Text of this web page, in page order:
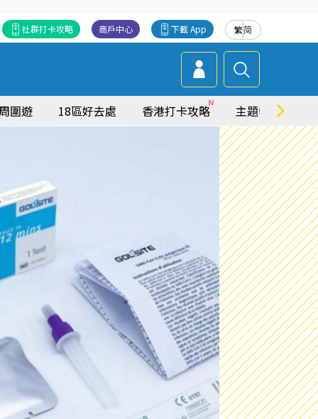
繁简
下載 App
商戶中心
社群打卡攻略
圍遊 18區好去處 香港打卡攻略 主題特集